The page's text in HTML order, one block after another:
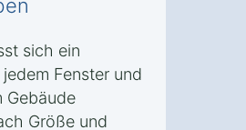
sich ein
Fenster und
Gebäude
Größe und